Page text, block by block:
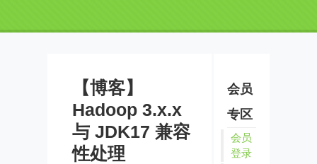
【博客】
Hadoop 3.x.x
与 JDK17 兼容
性处理
会员
专区
会员
登录